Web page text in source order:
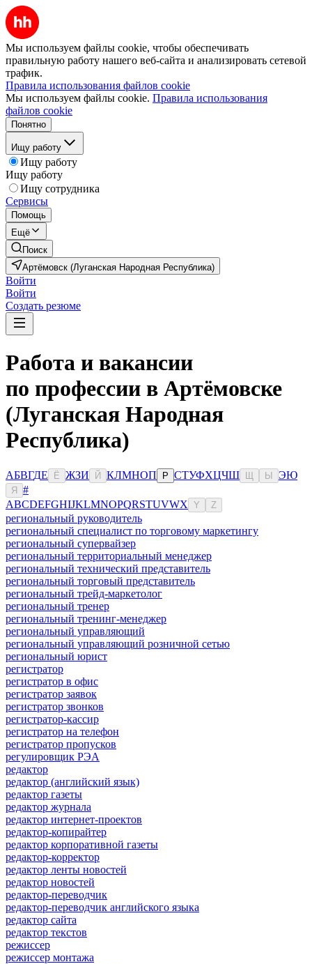
Мы используем файлы cookie, чтобы обеспечивать
правильную работу нашего веб-сайта и анализировать сетевой
трафик.
Правила использования файлов cookie
Мы используем файлы cookie. Правила использования
файлов cookie
Понятно
Ищу работу
Ищу работу
Ищу работу
Ищу сотрудника
Сервисы
Помощь
Ещё
Поиск
Артёмовск (Луганская Народная Республика)
Войти
Войти
Создать резюме
Работа и вакансии
по профессии в Артёмовске
(Луганская Народная
Республика)
АБВГДЕ Ё ЖЗИ Й КЛМНОП Р СТУФХЦЧШ Ы ЭЮ
Я
#
ABCDEFGHIJKLMNOPQRSTUVWX Y Z
региональный руководитель
региональный специалист по торговому маркетингу
региональный супервайзер
региональный территориальный менеджер
региональный технический представитель
региональный торговый представитель
региональный трейд-маркетолог
региональный тренер
региональный тренинг-менеджер
региональный управляющий
региональный управляющий розничной сетью
региональный юрист
регистратор
регистратор в офис
регистратор заявок
регистратор звонков
регистратор-кассир
регистратор на телефон
регистратор пропусков
регулировщик РЭА
редактор
редактор (английский язык)
редактор газеты
редактор журнала
редактор интернет-проектов
редактор-копирайтер
редактор корпоративной газеты
редактор-корректор
редактор ленты новостей
редактор новостей
редактор-переводчик
редактор-переводчик английского языка
редактор сайта
редактор текстов
режиссер
режиссер монтажа